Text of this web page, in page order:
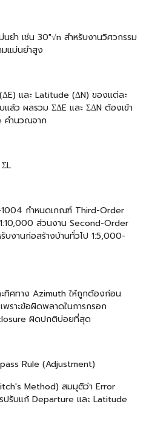
ยำ เช่น 30"√n สำหรับงานวิศวกรรม
มแม่นยำสูง
และ Latitude (ΔN) ของแต่ละ
แล้ว ผลรวม ΣΔE และ ΣΔN ต้องเข้า
คำนวณจาก
1004 กำหนดเกณฑ์ Third-Order
ส่วนงาน Second-Order
บงานก่อสร้างบ้านทั่วไป 1:5,000-
ทิศทาง Azimuth ให้ถูกต้องก่อน
าะข้อผิดพลาดในการกรอก
ผิดปกติบ่อยที่สุด
Rule (Adjustment)
Method) สมมุติว่า Error
ปรับแก้ Departure และ Latitude